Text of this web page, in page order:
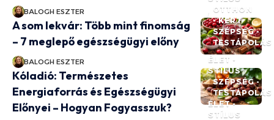
BALOGH ESZTER
OTTHON
- KERT
SZÉPSÉG -
TESTÁPOLÁS
A som lekvár: Több mint finomság
– 7 meglepő egészségügyi előny
BALOGH ESZTER
ÉLET -
STÍLUS
SZÉPSÉG -
TESTÁPOLÁS
Kóladió: Természetes
Energiaforrás és Egészségügyi
Előnyei – Hogyan Fogyasszuk?
ÉLET -
STÍLUS